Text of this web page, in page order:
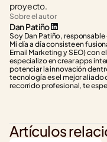
proyecto.
Sobre el autor
Dan Patiño
Soy Dan Patiño,
Mi día a día consiste en
Email Marketing y SEO) con
especializo en crear apps
potenciar la innovación
tecnología es el mejor aliado
recorrido profesional, te
Artículos